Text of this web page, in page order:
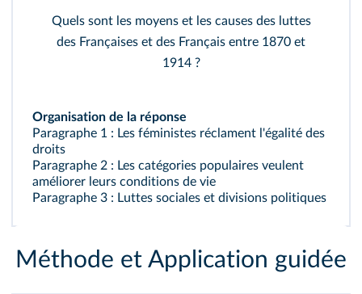
Quels sont les moyens et les causes des luttes
des Françaises et des Français entre 1870 et
1914 ?
Organisation de la réponse
Paragraphe 1 : Les féministes réclament l'égalité des
droits
Paragraphe 2 : Les catégories populaires veulent
améliorer leurs conditions de vie
Paragraphe 3 : Luttes sociales et divisions politiques
Méthode et Application guidée